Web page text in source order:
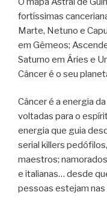
fortíssimas
Marte, Netuno e
em Gêmeos;
Saturno em Áries e
Câncer é o seu
Câncer é a energia
voltadas para o
energia que guia
serial killers
maestros;
e italianas… desde
pessoas estejam nas